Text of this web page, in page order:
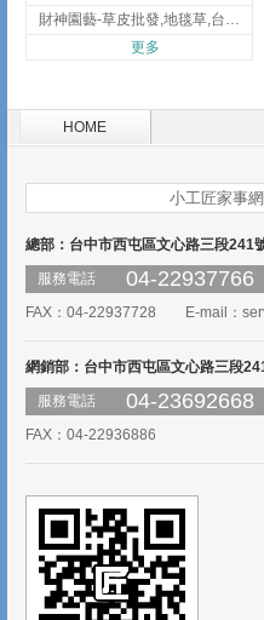
財神園藝-草皮批發,地毯草,台北草,彰化地毯草,彰化台北草
更多
HOME
小工匠家事
總部：台中市西屯區文心路三段241
服務電話
04-22937766
FAX：04-22937728 E-mail：
網銷部：台中市西屯區文心路三段
服務電話
04-23692668
FAX：04-22936886